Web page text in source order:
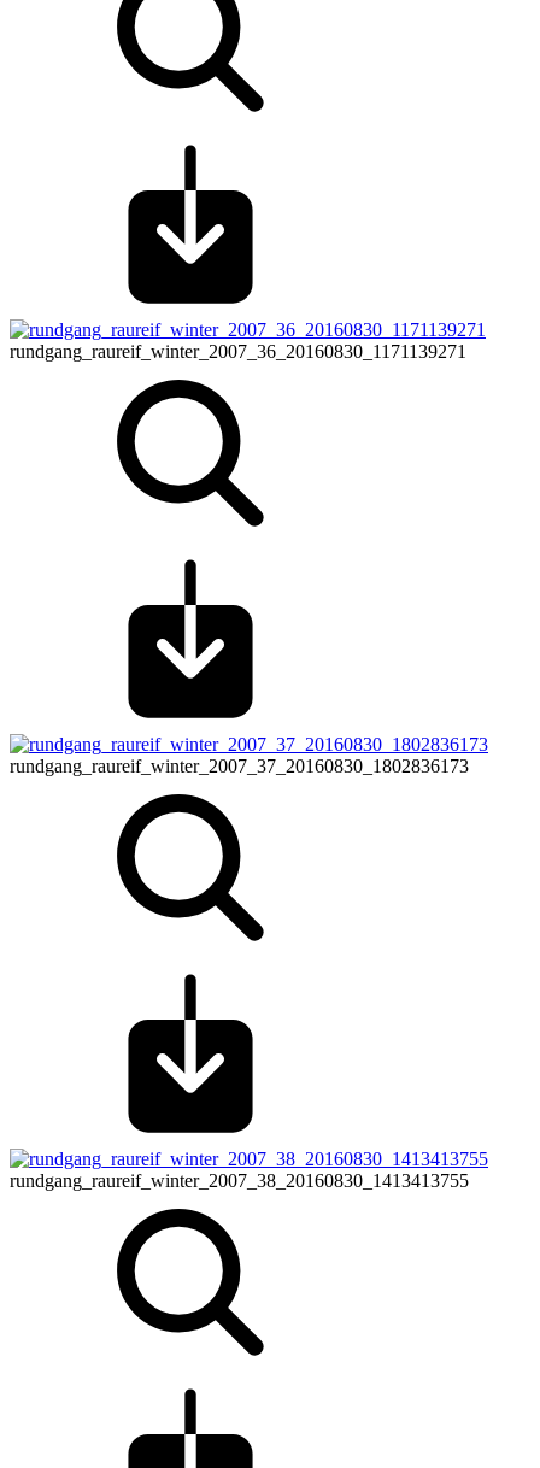
rundgang_raureif_winter_2007_36_20160830_1171139271
rundgang_raureif_winter_2007_37_20160830_1802836173
rundgang_raureif_winter_2007_38_20160830_1413413755